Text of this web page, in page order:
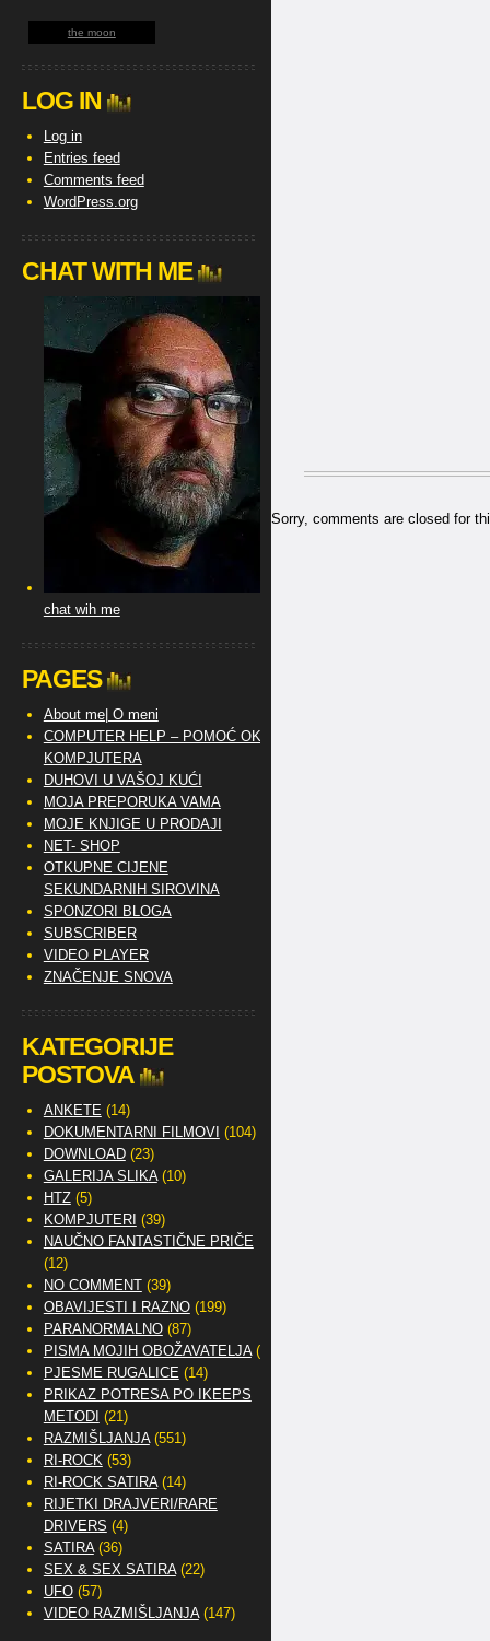
Sorry, comments are closed for
the moon
LOG IN
Log in
Entries feed
Comments feed
WordPress.org
CHAT WITH ME
chat wih me
PAGES
About me| O meni
COMPUTER HELP – POMOĆ OKO
KOMPJUTERA
DUHOVI U VAŠOJ KUĆI
MOJA PREPORUKA VAMA
MOJE KNJIGE U PRODAJI
NET- SHOP
OTKUPNE CIJENE
SEKUNDARNIH SIROVINA
SPONZORI BLOGA
SUBSCRIBER
VIDEO PLAYER
ZNAČENJE SNOVA
KATEGORIJE
POSTOVA
ANKETE (14)
DOKUMENTARNI FILMOVI (104)
DOWNLOAD(23)
GALERIJA SLIKA(10)
HTZ(5)
KOMPJUTERI (39)
NAUČNO FANTASTIČNE PRIČE
(12)
NO COMMENT(39)
OBAVIJESTI I RAZNO(199)
PARANORMALNO(87)
PISMA MOJIH OBOŽAVATELJA(2)
PJESME RUGALICE (14)
PRIKAZ POTRESA PO IKEEPS
METODI (21)
RAZMIŠLJANJA(551)
RI-ROCK(53)
RI-ROCK SATIRA(14)
RIJETKI DRAJVERI/RARE
DRIVERS (4)
SATIRA(36)
SEX & SEX SATIRA(22)
UFO(57)
VIDEO RAZMIŠLJANJA(147)